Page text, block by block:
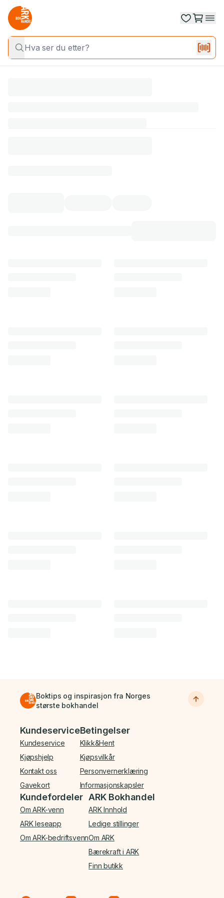
Boktips og inspirasjon fra Norges
største bokhandel
Bunnmeny
Kundeservice
Kundeservice
Kjøpshjelp
Kontakt oss
Gavekort
Betingelser
Klikk&Hent
Kjøpsvilkår
Personvernerklæring
Informasjonskapsler
Kundefordeler
Om ARK-venn
ARK leseapp
Om ARK-bedriftsvenn
ARK Bokhandel
ARK Innhold
Ledige stillinger
Om ARK
Bærekraft i ARK
Finn butikk